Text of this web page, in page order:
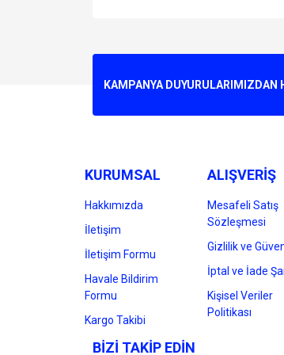
Ürün resmi kalitesiz, bozuk veya
Bu ürüne benzer farklı alternatifler
KAMPANYA
KURUMSAL
Hakkımızda
İletişim
İletişim Formu
Havale Bildirim
Formu
Kargo Takibi
ALIŞVERİŞ
Mesafeli Satış
Sözleşmesi
Gizlilik ve
İptal ve İade
Kişisel Veriler
Politikası
BİZİ TAKİP EDİN